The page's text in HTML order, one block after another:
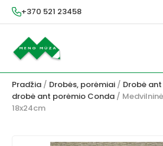
+370 521 23458
Pradžia / Drobės, porėmiai / Drobė
drobė ant porėmio Conda /
18x24cm